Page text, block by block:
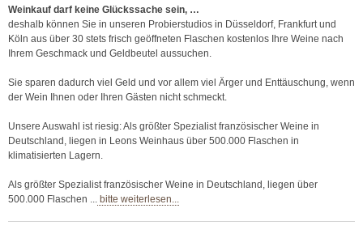
Weinkauf darf keine Glückssache sein, …
deshalb können Sie in unseren Probierstudios in Düsseldorf, Frankfurt und
Köln aus über 30 stets frisch geöffneten Flaschen kostenlos Ihre Weine nach
Ihrem Geschmack und Geldbeutel aussuchen.
Sie sparen dadurch viel Geld und vor allem viel Ärger und Enttäuschung, wenn
der Wein Ihnen oder Ihren Gästen nicht schmeckt.
Unsere Auswahl ist riesig: Als größter Spezialist französischer Weine in
Deutschland, liegen in Leons Weinhaus über 500.000 Flaschen in
klimatisierten Lagern.
Als größter Spezialist französischer Weine in Deutschland, liegen über
500.000 Flaschen ...
bitte weiterlesen...